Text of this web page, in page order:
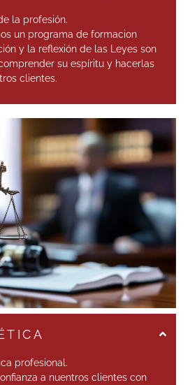
la profesión.
un programa de formacion
y la reflexión de las Leyes son
su espíritu y hacerlas
clientes.
profesional.
a nuentros clientes con